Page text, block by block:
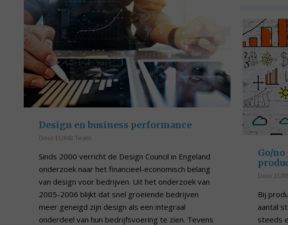
Design en business performance
Door EURIB Team
Sinds 2000 verricht de Design Council in Engeland
onderzoek naar het financieel-economisch belang
van design voor bedrijven. Uit het onderzoek van
2005-2006 blijkt dat snel groeiende bedrijven
meer geneigd zijn design als een integraal
onderdeel van hun bedrijfsvoering te zien. Tevens
Go/
Door
Bij
aantal
steeds